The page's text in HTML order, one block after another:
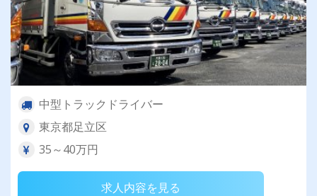
中型トラックドライバー
東京都足立区
35～40万円
求人内容を見る